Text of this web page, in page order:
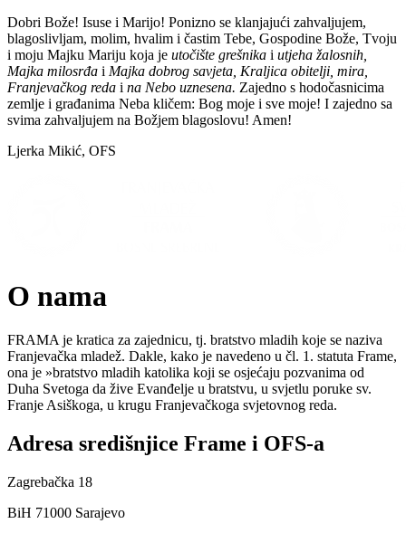
Dobri Bože! Isuse i Marijo! Ponizno se klanjajući zahvaljujem,
blagoslivljam, molim, hvalim i častim Tebe, Gospodine Bože, Tvoju
i moju Majku Mariju koja je utočište grešnika i utjeha žalosnih,
Majka milosrđa i Majka dobrog savjeta, Kraljica obitelji, mira,
Franjevačkog reda i na Nebo uznesena. Zajedno s hodočasnicima
zemlje i građanima Neba kličem: Bog moje i sve moje! I zajedno sa
svima zahvaljujem na Božjem blagoslovu! Amen!
Ljerka Mikić, OFS
O nama
FRAMA je kratica za zajednicu, tj. bratstvo mladih koje se naziva
Franjevačka mladež. Dakle, kako je navedeno u čl. 1. statuta Frame,
ona je »bratstvo mladih katolika koji se osjećaju pozvanima od
Duha Svetoga da žive Evanđelje u bratstvu, u svjetlu poruke sv.
Franje Asiškoga, u krugu Franjevačkoga svjetovnog reda.
Adresa središnjice Frame i OFS-a
Zagrebačka 18
BiH 71000 Sarajevo